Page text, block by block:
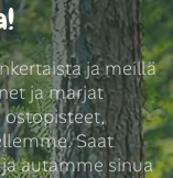
ja meillä
ja marjat
ostopisteet,
Saat
autamme sinua